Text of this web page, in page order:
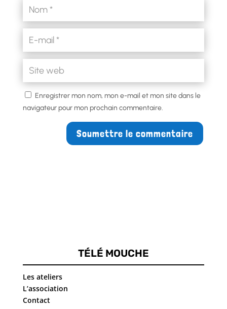
Enregistrer mon nom, mon e-mail et mon site dans le
navigateur pour mon prochain commentaire.
Soumettre le commentaire
TÉLÉ MOUCHE
Les ateliers
L’association
Contact